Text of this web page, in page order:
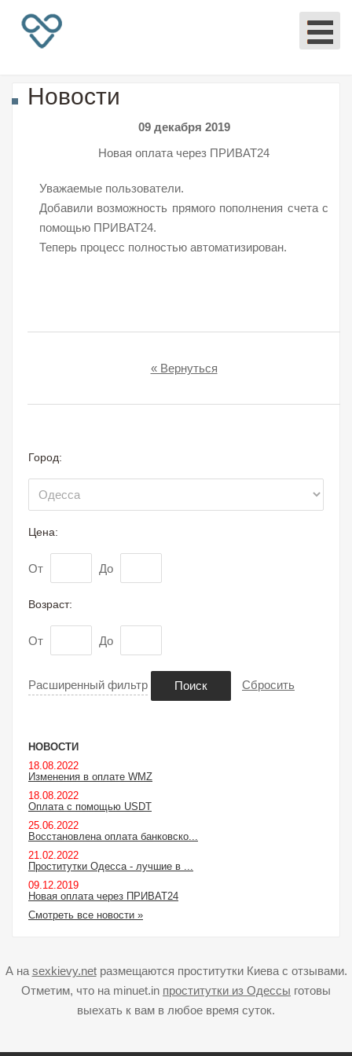
Новости
09 декабря 2019
Новая оплата через ПРИВАТ24
Уважаемые пользователи.
Добавили возможность прямого пополнения счета с
помощью ПРИВАТ24.
Теперь процесс полностью автоматизирован.
« Вернуться
Город:
Цена:
От До
Возраст:
От До
Расширенный фильтр Поиск Сбросить
НОВОСТИ
18.08.2022
Изменения в оплате WMZ
18.08.2022
Оплата с помощью USDT
25.06.2022
Восстановлена оплата банковско...
21.02.2022
Проститутки Одесса - лучшие в ...
09.12.2019
Новая оплата через ПРИВАТ24
Смотреть все новости »
А на sexkievy.netразмещаются проститутки Киева с отзывами.
Отметим, что на minuet.in проститутки из Одессы готовы
выехать к вам в любое время суток.